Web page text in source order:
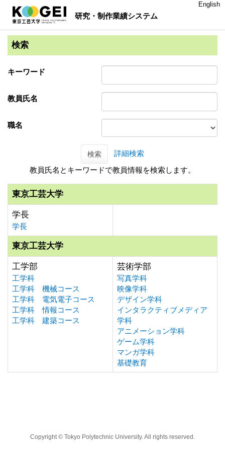
研究・制作業績システム
English
検索
キーワード
教員氏名
職名
検索
詳細検索
教員氏名とキーワードで教員情報を検索します。
東京工芸大学
学長
学長
東京工芸大学
工学部
工学科
工学科 機械コース
工学科 電気電子コース
工学科 情報コース
工学科 建築コース
芸術学部
写真学科
映像学科
デザイン学科
インタラクティブメディア
学科
アニメーション学科
ゲーム学科
マンガ学科
基礎教育
Copyright © Tokyo Polytechnic University. All rights reserved.